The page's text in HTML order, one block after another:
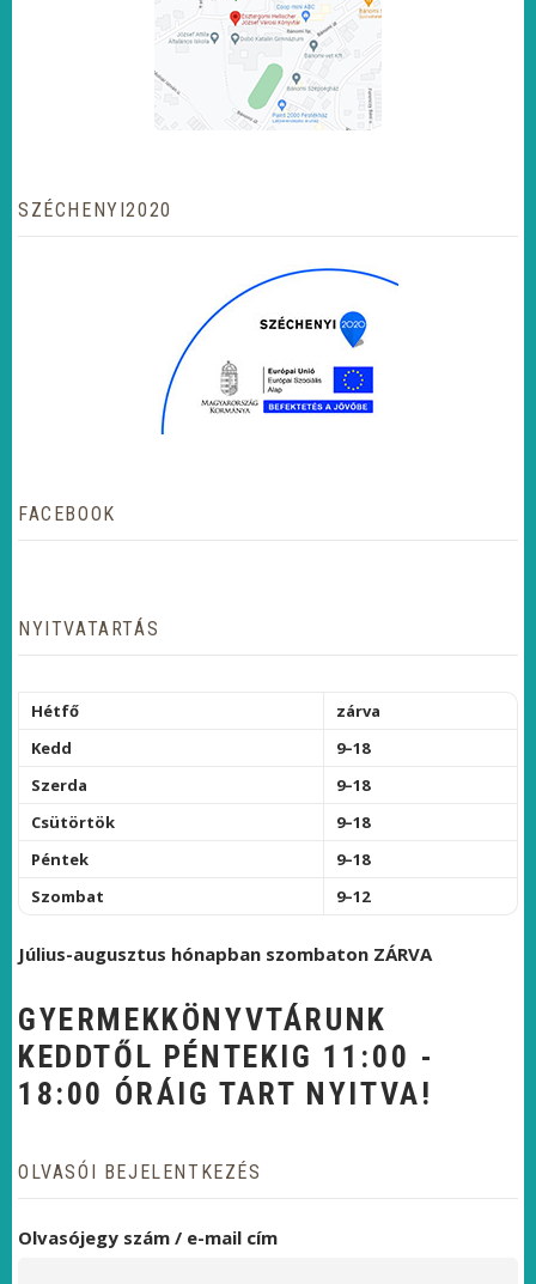
SZÉCHENYI2020
FACEBOOK
NYITVATARTÁS
Hétfő
zárva
Kedd
9–18
Szerda
9–18
Csütörtök
9–18
Péntek
9–18
Szombat
9–12
Július-augusztus hónapban szombaton ZÁRVA
GYERMEKKÖNYVTÁRUNK
KEDDTŐL PÉNTEKIG 11:00 -
18:00 ÓRÁIG TART NYITVA!
OLVASÓI BEJELENTKEZÉS
Olvasójegy szám / e-mail cím